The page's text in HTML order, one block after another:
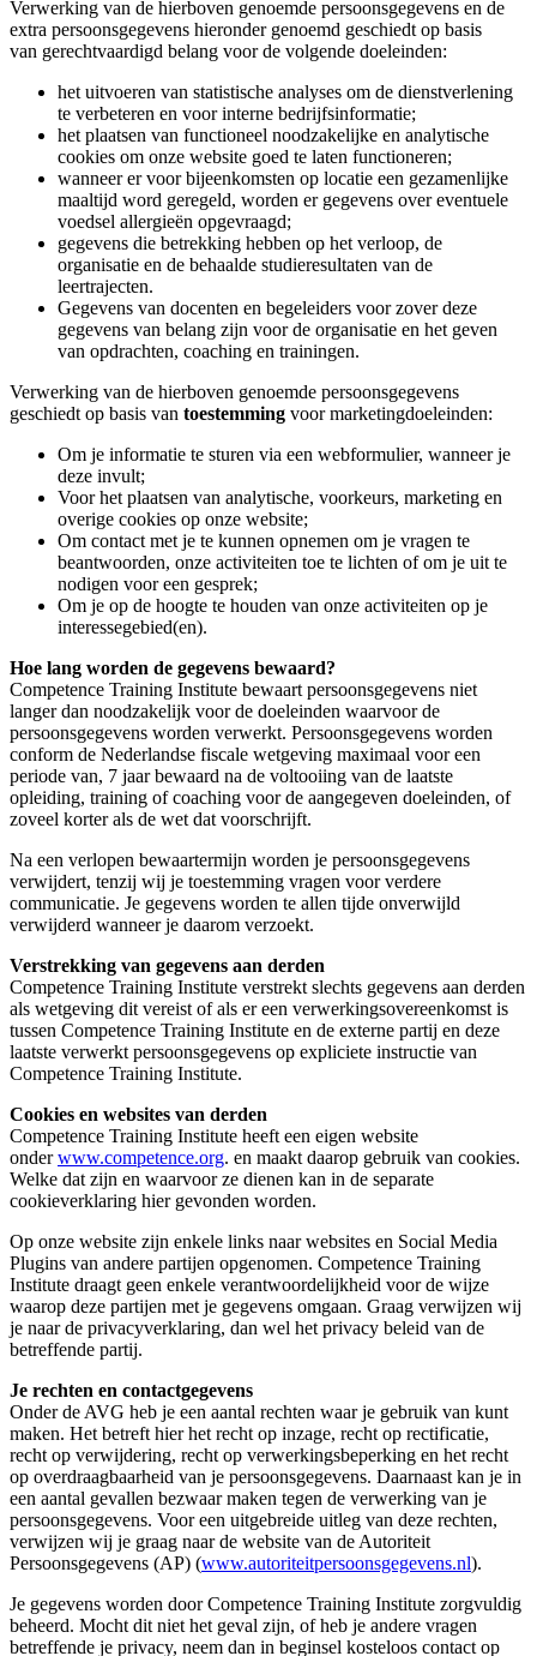
verzameld op basis van uw gebruik van hun services.
Verwerking van de hierboven genoemde persoonsgegevens en de
extra persoonsgegevens hieronder genoemd geschiedt op basis
van gerechtvaardigd belang voor de volgende doeleinden:
het uitvoeren van statistische analyses om de dienstverlening
te verbeteren en voor interne bedrijfsinformatie;
het plaatsen van functioneel noodzakelijke en analytische
cookies om onze website goed te laten functioneren;
wanneer er voor bijeenkomsten op locatie een gezamenlijke
maaltijd word geregeld, worden er gegevens over eventuele
voedsel allergieën opgevraagd;
gegevens die betrekking hebben op het verloop, de
organisatie en de behaalde studieresultaten van de
leertrajecten.
Gegevens van docenten en begeleiders voor zover deze
gegevens van belang zijn voor de organisatie en het geven
van opdrachten, coaching en trainingen.
Verwerking van de hierboven genoemde persoonsgegevens
geschiedt op basis van toestemming voor marketingdoeleinden:
Om je informatie te sturen via een webformulier, wanneer je
deze invult;
Voor het plaatsen van analytische, voorkeurs, marketing en
overige cookies op onze website;
Om contact met je te kunnen opnemen om je vragen te
beantwoorden, onze activiteiten toe te lichten of om je uit te
nodigen voor een gesprek;
Om je op de hoogte te houden van onze activiteiten op je
interessegebied(en).
Hoe lang worden de gegevens bewaard?
Competence Training Institute bewaart persoonsgegevens niet
langer dan noodzakelijk voor de doeleinden waarvoor de
persoonsgegevens worden verwerkt. Persoonsgegevens worden
conform de Nederlandse fiscale wetgeving maximaal voor een
periode van, 7 jaar bewaard na de voltooiing van de laatste
opleiding, training of coaching voor de aangegeven doeleinden, of
zoveel korter als de wet dat voorschrijft.
Na een verlopen bewaartermijn worden je persoonsgegevens
verwijdert, tenzij wij je toestemming vragen voor verdere
communicatie. Je gegevens worden te allen tijde onverwijld
verwijderd wanneer je daarom verzoekt.
Verstrekking van gegevens aan derden
Competence Training Institute verstrekt slechts gegevens aan derden
als wetgeving dit vereist of als er een verwerkingsovereenkomst is
tussen Competence Training Institute en de externe partij en deze
laatste verwerkt persoonsgegevens op expliciete instructie van
Competence Training Institute.
Cookies en websites van derden
Competence Training Institute heeft een eigen website
onderwww.competence.org. en maakt daarop gebruik van cookies.
Welke dat zijn en waarvoor ze dienen kan in de separate
cookieverklaring hier gevonden worden.
Op onze website zijn enkele links naar websites en Social Media
Plugins van andere partijen opgenomen. Competence Training
Institute draagt geen enkele verantwoordelijkheid voor de wijze
waarop deze partijen met je gegevens omgaan. Graag verwijzen wij
je naar de privacyverklaring, dan wel het privacy beleid van de
betreffende partij.
Je rechten en contactgegevens
Onder de AVG heb je een aantal rechten waar je gebruik van kunt
maken. Het betreft hier het recht op inzage, recht op rectificatie,
recht op verwijdering, recht op verwerkingsbeperking en het recht
op overdraagbaarheid van je persoonsgegevens. Daarnaast kan je in
een aantal gevallen bezwaar maken tegen de verwerking van je
persoonsgegevens. Voor een uitgebreide uitleg van deze rechten,
verwijzen wij je graag naar de website van de Autoriteit
Persoonsgegevens (AP) (www.autoriteitpersoonsgegevens.nl).
Je gegevens worden door Competence Training Institute zorgvuldig
beheerd. Mocht dit niet het geval zijn, of heb je andere vragen
betreffende je privacy, neem dan in beginsel kosteloos contact op